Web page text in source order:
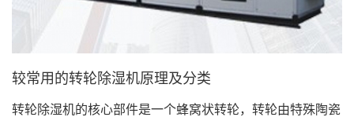
较常用的转轮除湿机原理及分类
转轮除湿机的核心部件是一个蜂窝状转轮，转轮由特殊陶瓷